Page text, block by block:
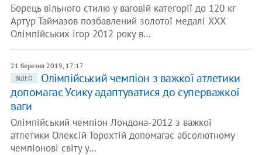
Борець вільного стилю у ваговій категорії до 120 кг
Артур Таймазов позбавлений золотої медалі XXX
Олімпійських ігор 2012 року в…
21 березня 2019, 17:17
ВІДЕО
Олімпійський чемпіон з важкої атлетики
допомагає Усику адаптуватися до суперважкої
ваги
Олімпійський чемпіон Лондона-2012 з важкої
атлетики Олексій Торохтій допомагає абсолютному
чемпіонові світу у…